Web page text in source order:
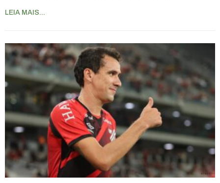
LEIA MAIS...